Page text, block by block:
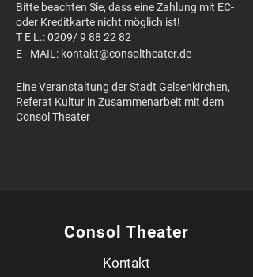
Bitte beachten Sie, dass eine Zahlung mit EC-
oder Kreditkarte nicht möglich ist!
T E L.: 0209/ 9 88 22 82
E - MAIL: kontakt@consoltheater.de
Eine Veranstaltung der Stadt Gelsenkirchen,
Referat Kultur in Zusammenarbeit mit dem
Consol Theater
Consol Theater
Kontakt